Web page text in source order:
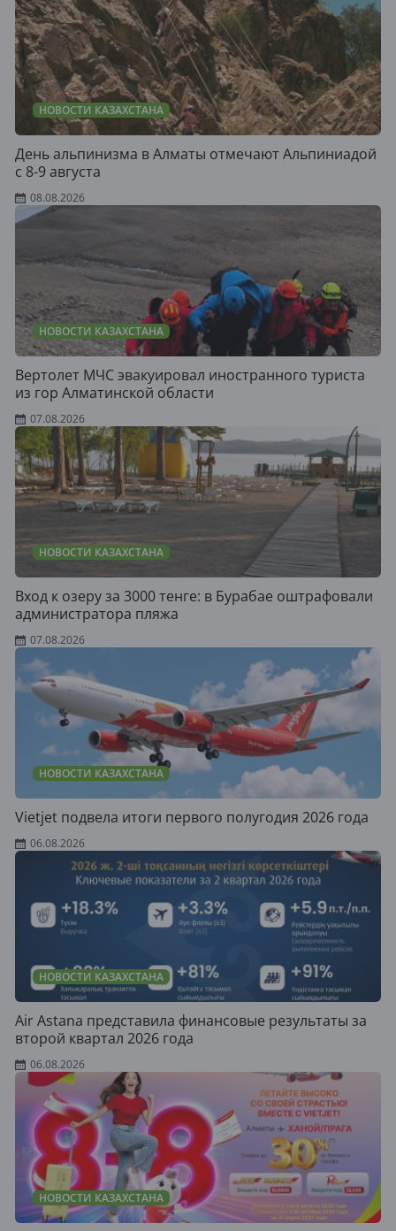
НОВОСТИ КАЗАХСТАНА
День альпинизма в Алматы отмечают Альпиниадой
с 8-9 августа
08.08.2026
НОВОСТИ КАЗАХСТАНА
Вертолет МЧС эвакуировал иностранного туриста
из гор Алматинской области
07.08.2026
НОВОСТИ КАЗАХСТАНА
Вход к озеру за 3000 тенге: в Бурабае оштрафовали
администратора пляжа
07.08.2026
НОВОСТИ КАЗАХСТАНА
Vietjet подвела итоги первого полугодия 2026 года
06.08.2026
НОВОСТИ КАЗАХСТАНА
Air Astana представила финансовые результаты за
второй квартал 2026 года
06.08.2026
НОВОСТИ КАЗАХСТАНА